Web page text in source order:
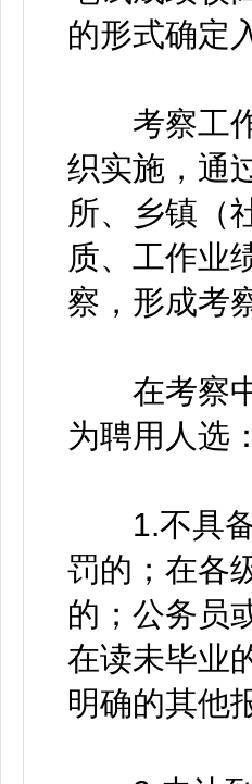
的形式确定
考察工作
织实施，通
所、乡镇（
质、工作业
察，形成考
在考察中
为聘用人选：
1.不具备
罚的；在各
的；公务员
在读未毕业
明确的其他